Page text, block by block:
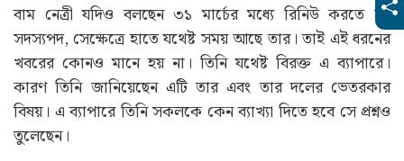
বাম নেত্রী যদিও বলছেন ৩১ মার্চের মধ্যে রিনিউ করতে হয়
সদস্যপদ, সেক্ষেত্রে হাতে যথেষ্ট সময় আছে তার। তাই এই ধরনের
খবরের কোনও মানে হয় না। তিনি যথেষ্ট বিরক্ত এ ব্যাপারে।
কারণ তিনি জানিয়েছেন এটি তার এবং তার দলের ভেতরকার
বিষয়। এ ব্যাপারে তিনি সকলকে কেন ব্যাখ্যা দিতে হবে সে প্রশ্নও
তুলেছেন।